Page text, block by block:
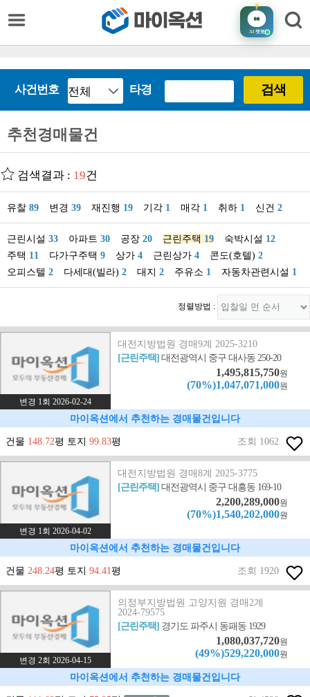
AI챗봇
사건번호 타경 검색
추천경매물건
검색결과 : 19건
유찰 89 변경 39 재진행 19 기각 1 매각 1 취하 1 신건 2
근린시설 33 아파트 30 공장 20 근린주택 19 숙박시설 12
주택 11 다가구주택 9 상가 4 근린상가 4 콘도(호텔) 2
오피스텔 2 다세대(빌라) 2 대지 2 주유소 1 자동차관련시설 1
정렬방법 :
변경 1회 2026-02-24
대전지방법원 경매9계 2025-3210
[근린주택]대전광역시 중구 대사동 250-20
1,495,815,750원
(70%)1,047,071,000원
마이옥션에서 추천하는 경매물건입니다
건물 148.72평 토지 99.83평 조회 1062
변경 1회 2026-04-02
대전지방법원 경매8계 2025-3775
[근린주택]대전광역시 중구 대흥동 169-10
2,200,289,000원
(70%)1,540,202,000원
마이옥션에서 추천하는 경매물건입니다
건물 248.24평 토지 94.41평 조회 1920
변경 2회 2026-04-15
의정부지방법원 고양지원 경매2계
2024-79575
[근린주택] 경기도 파주시 동패동 1929
1,080,037,720원
(49%)529,220,000원
마이옥션에서 추천하는 경매물건입니다